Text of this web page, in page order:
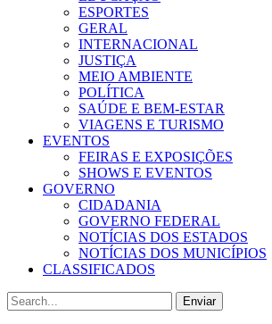
ESPORTES
GERAL
INTERNACIONAL
JUSTIÇA
MEIO AMBIENTE
POLÍTICA
SAÚDE E BEM-ESTAR
VIAGENS E TURISMO
EVENTOS
FEIRAS E EXPOSIÇÕES
SHOWS E EVENTOS
GOVERNO
CIDADANIA
GOVERNO FEDERAL
NOTÍCIAS DOS ESTADOS
NOTÍCIAS DOS MUNICÍPIOS
CLASSIFICADOS
Enviar